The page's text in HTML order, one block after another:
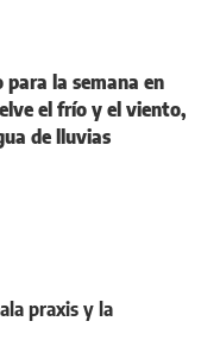
para la semana en
el frío y el viento,
de lluvias
praxis y la